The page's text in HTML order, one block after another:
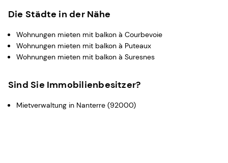
Die Städte in der Nähe
Wohnungen mieten mit balkon à Courbevoie
Wohnungen mieten mit balkon à Puteaux
Wohnungen mieten mit balkon à Suresnes
Sind Sie Immobilienbesitzer?
Mietverwaltung in Nanterre (92000)